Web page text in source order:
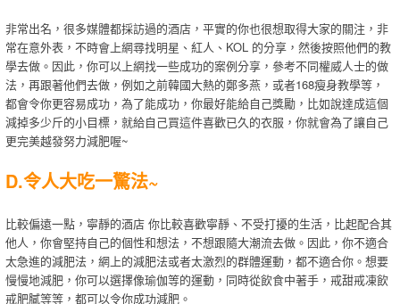
非常出名，很多媒體都採訪過的酒店，平實的你也很想取得大家的關注，非
常在意外表，不時會上網尋找明星、紅人、KOL 的分享，然後按照他們的教
學去做。因此，你可以上網找一些成功的案例分享，參考不同權威人士的做
法，再跟著他們去做，例如之前韓國大熱的鄭多燕，或者168瘦身教學等，
都會令你更容易成功，為了能成功，你最好能給自己獎勵，比如說達成這個
減掉多少斤的小目標，就給自己買這件喜歡已久的衣服，你就會為了讓自己
更完美越發努力減肥喔~
D.令人大吃一驚法~
比較偏遠一點，寧靜的酒店 你比較喜歡寧靜、不受打擾的生活，比起配合其
他人，你會堅持自己的個性和想法，不想跟隨大潮流去做。因此，你不適合
太急進的減肥法，網上的減肥法或者太激烈的群體運動，都不適合你。想要
慢慢地減肥，你可以選擇像瑜伽等的運動，同時從飲食中著手，戒甜戒凍飲
戒肥膩等等，都可以令你成功減肥。